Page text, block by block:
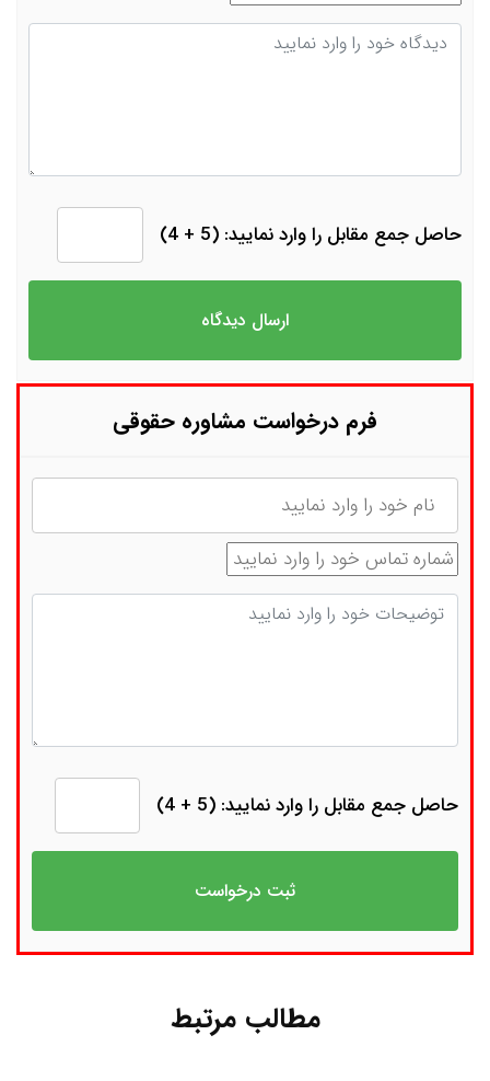
دیدگاه
حاصل جمع مقابل را وارد نمایید: (5 + 4)
فرم درخواست مشاوره حقوقی
نام
شماره تماس
توضیحات
حاصل جمع مقابل را وارد نمایید: (5 + 4)
مطالب مرتبط